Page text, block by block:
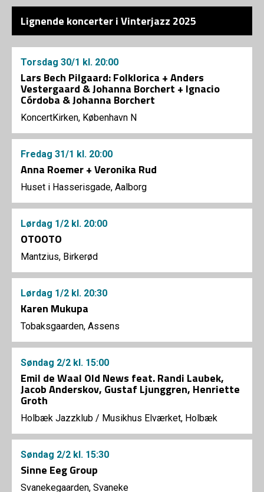
Lignende koncerter i Vinterjazz 2025
Torsdag 30/1 kl. 20:00
Lars Bech Pilgaard: Folklorica + Anders
Vestergaard & Johanna Borchert + Ignacio
Córdoba & Johanna Borchert
KoncertKirken, København N
Fredag 31/1 kl. 20:00
Anna Roemer + Veronika Rud
Huset i Hasserisgade, Aalborg
Lørdag 1/2 kl. 20:00
OTOOTO
Mantzius, Birkerød
Lørdag 1/2 kl. 20:30
Karen Mukupa
Tobaksgaarden, Assens
Søndag 2/2 kl. 15:00
Emil de Waal Old News feat. Randi Laubek,
Jacob Anderskov, Gustaf Ljunggren, Henriette
Groth
Holbæk Jazzklub / Musikhus Elværket, Holbæk
Søndag 2/2 kl. 15:30
Sinne Eeg Group
Svanekegaarden, Svaneke